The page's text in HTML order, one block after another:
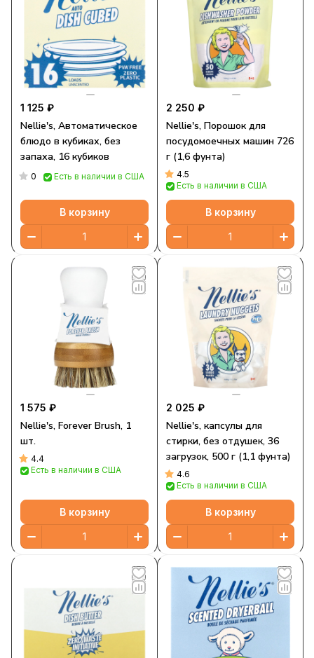
1 125 ₽
Nellie's, Автоматическое
блюдо в кубиках, без
запаха, 16 кубиков
0 Есть в наличии в США
В корзину
2 250 ₽
Nellie's, Порошок для
посудомоечных машин 726
г (1,6 фунта)
4.5
Есть в наличии в США
В корзину
1 575 ₽
Nellie's, Forever Brush, 1
шт.
4.4
Есть в наличии в США
В корзину
2 025 ₽
Nellie's, капсулы для
стирки, без отдушек, 36
загрузок, 500 г (1,1 фунта)
4.6
Есть в наличии в США
В корзину